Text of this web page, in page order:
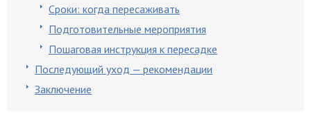
Сроки: когда пересаживать
Подготовительные мероприятия
Пошаговая инструкция к пересадке
Последующий уход — рекомендации
Заключение